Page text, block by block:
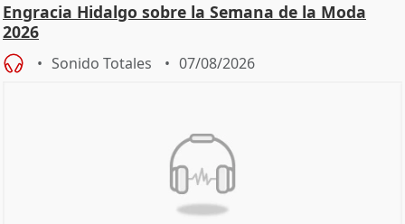
Engracia Hidalgo sobre la Semana de la Moda
2026
Sonido Totales 07/08/2026